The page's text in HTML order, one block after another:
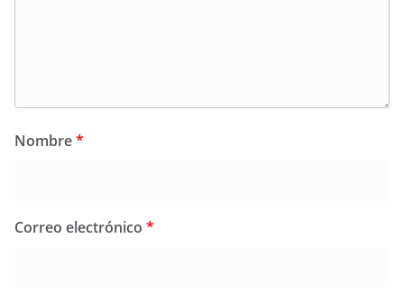
Nombre*
Correo electrónico *